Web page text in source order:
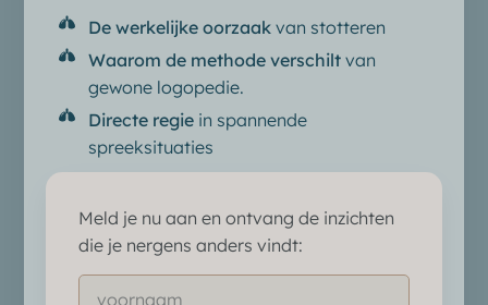
De werkelijke oorzaak van stotteren
Waarom de methode verschilt van
gewone logopedie.
Directe regie in spannende
spreeksituaties
Meld je nu aan en ontvang de inzichten
die je nergens anders vindt: